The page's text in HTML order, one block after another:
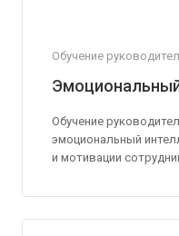
Обучение
Обучение
эмоциональный
и мотивации